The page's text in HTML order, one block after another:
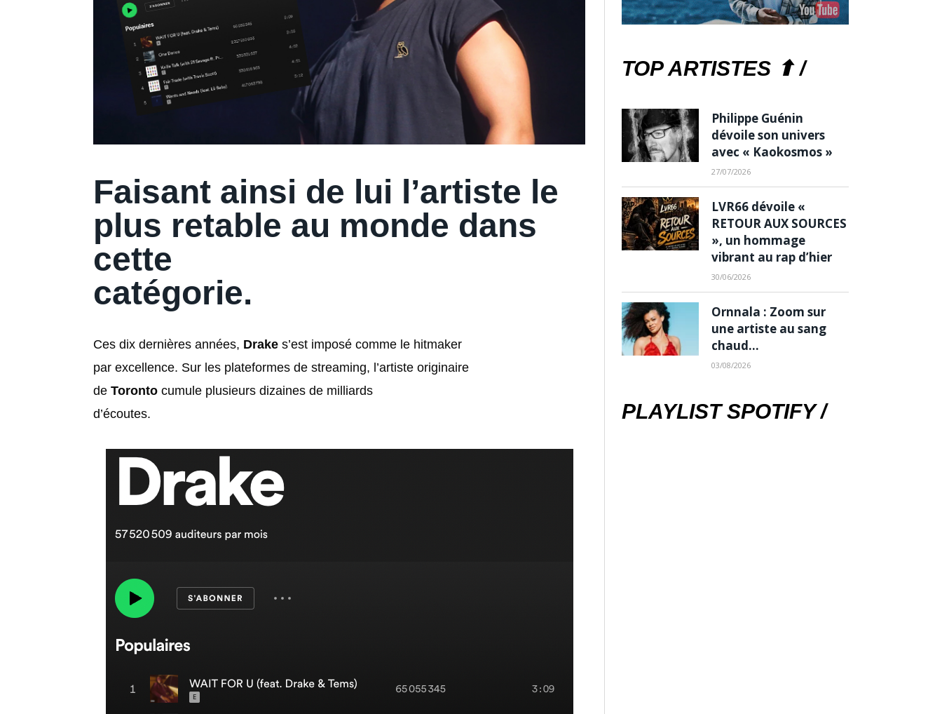
Faisant ainsi de lui l’artiste le
plus retable au monde dans
cette
catégorie.
Ces dix dernières années, Drake s’est imposé comme le hitmaker
par excellence. Sur les plateformes de streaming, l’artiste originaire
de Toronto cumule plusieurs dizaines de milliards
d’écoutes.
TOP ARTISTES ⬆ /
Philippe Guénin
dévoile son univers
avec « Kaokosmos »
27/07/2026
LVR66 dévoile «
RETOUR AUX SOURCES
», un hommage
vibrant au rap d’hier
30/06/2026
Ornnala : Zoom sur
une artiste au sang
chaud…
03/08/2026
PLAYLIST SPOTIFY /